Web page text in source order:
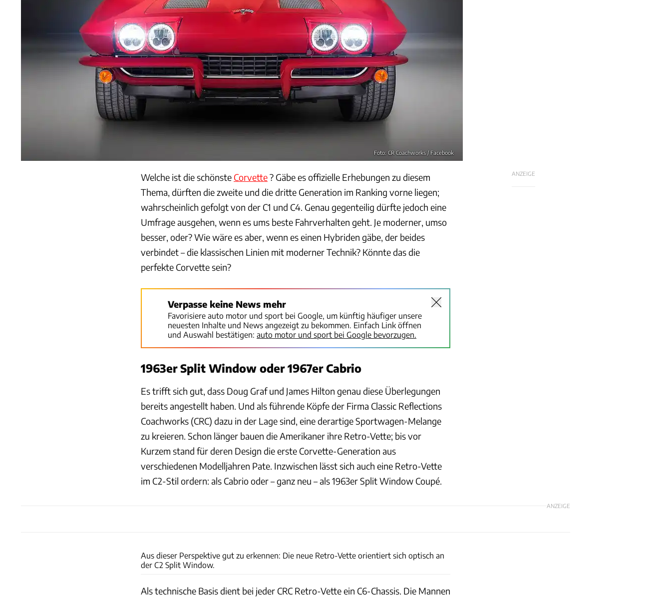
Foto: CR Coachworks / Facebook
ANZEIGE
Welche ist die schönste Corvette? Gäbe es offizielle Erhebungen zu diesem
Thema, dürften die zweite und die dritte Generation im Ranking vorne liegen;
wahrscheinlich gefolgt von der C1 und C4. Genau gegenteilig dürfte jedoch eine
Umfrage ausgehen, wenn es ums beste Fahrverhalten geht. Je moderner, umso
besser, oder? Wie wäre es aber, wenn es einen Hybriden gäbe, der beides
verbindet – die klassischen Linien mit moderner Technik? Könnte das die
perfekte Corvette sein?
Verpasse keine News mehr
Favorisiere auto motor und sport bei Google, um künftig häufiger unsere
neuesten Inhalte und News angezeigt zu bekommen. Einfach Link öffnen
und Auswahl bestätigen: auto motor und sport bei Google bevorzugen.
1963er Split Window oder 1967er Cabrio
Es trifft sich gut, dass Doug Graf und James Hilton genau diese Überlegungen
bereits angestellt haben. Und als führende Köpfe der Firma Classic Reflections
Coachworks (CRC) dazu in der Lage sind, eine derartige Sportwagen-Melange
zu kreieren. Schon länger bauen die Amerikaner ihre Retro-Vette; bis vor
Kurzem stand für deren Design die erste Corvette-Generation aus
verschiedenen Modelljahren Pate. Inzwischen lässt sich auch eine Retro-Vette
im C2-Stil ordern: als Cabrio oder – ganz neu – als 1963er Split Window Coupé.
ANZEIGE
Aus dieser Perspektive gut zu erkennen: Die neue Retro-Vette orientiert sich optisch an
der C2 Split Window.
Als technische Basis dient bei jeder CRC Retro-Vette ein C6-Chassis. Die Mannen